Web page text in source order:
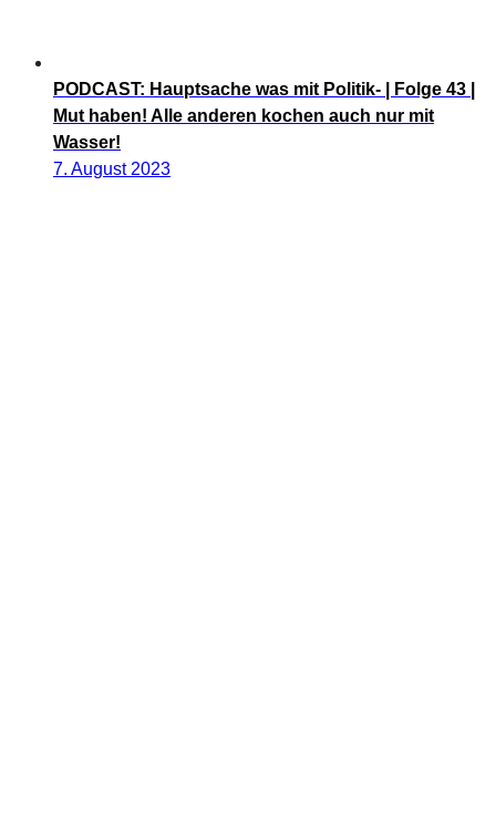
PODCAST: Hauptsache was mit Politik- | Folge 43 |
Mut haben! Alle anderen kochen auch nur mit
Wasser!
7. August 2023